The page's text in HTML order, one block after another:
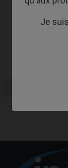
Je
Biomet® 3i®